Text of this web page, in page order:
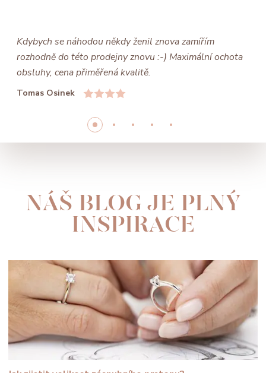
Kdybych se náhodou někdy ženil znova zamířím
rozhodně do této prodejny znovu :-) Maximální ochota
obsluhy, cena přiměřená kvalitě.
Tomas Osinek
NÁŠ BLOG JE PLNÝ
INSPIRACE